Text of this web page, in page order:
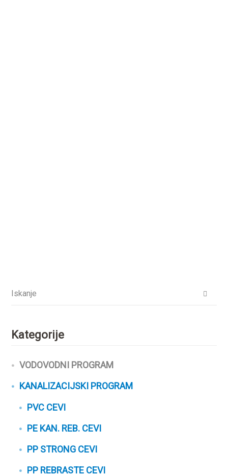
Kategorije
VODOVODNI PROGRAM
KANALIZACIJSKI PROGRAM
PVC CEVI
PE KAN. REB. CEVI
PP STRONG CEVI
PP REBRASTE CEVI